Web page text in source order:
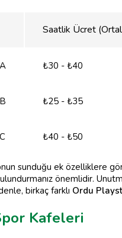
Saatlik Ücret
₺30 - ₺40
₺25 - ₺35
₺40 - ₺50
sunduğu ek özelliklere
önemlidir.
birkaç farklı Ordu
Kafeleri